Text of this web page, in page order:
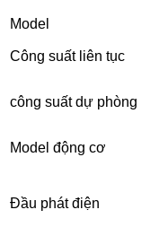
Model
Công suất liên tục
công suất dự phòng
Model động cơ
Đầu phát điện